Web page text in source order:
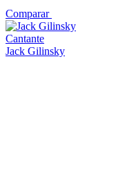
Comparar
Cantante
Jack Gilinsky